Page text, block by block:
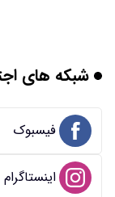
شبکه های
فیسبوک
اینستاگرام